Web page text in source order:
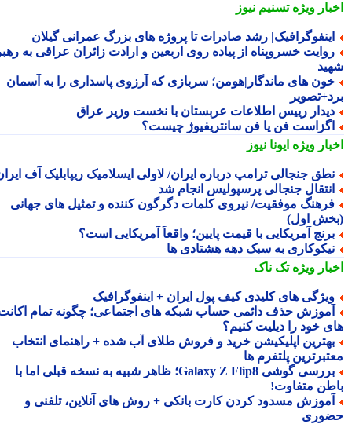
ویژهتسنیم نیوز
رشد صادرات تا پروژه های بزرگ عمرانی گیلان
خسروپناه از پیاده روی اربعین و ارادت زائران عراقی به رهبر
های ماندگار|هومن؛ سربازی که آرزوی پاسداری را به آسمان
رییس اطلاعات عربستان با نخست وزیر عراق
فن یا فن سانتریفیوژ چیست؟
ویژهایونا نیوز
جنجالی ترامپ درباره ایران/ لاولی ایسلامیک ریپابلیک آف ایران!
جنجالی پرسپولیس انجام شد
موفقیت/ نیروی کلمات دگرگون کننده و تمثیل های جهانی
اول)
آمریکایی با قیمت پایین؛ واقعاً آمریکایی است؟
به سبک دهه هشتادی ها
ویژهتک ناک
های کلیدی کیف پول ایران + اینفوگرافیک
حذف دائمی حساب شبکه های اجتماعی؛ چگونه تمام اکانت
خود را دیلیت کنیم؟
اپلیکیشن خرید و فروش طلای آب شده + راهنمای انتخاب
پلتفرم ها
بررسی گوشی Galaxy Z Flip8؛ ظاهر شبیه به نسخه قبلی اما با
متفاوت!
مسدود کردن کارت بانکی + روش های آنلاین، تلفنی و